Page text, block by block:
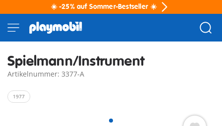
☀️ -25% auf Sommer-Bestseller ☀️
Spielmann/Instrument
Artikelnummer: 3377-A
1977